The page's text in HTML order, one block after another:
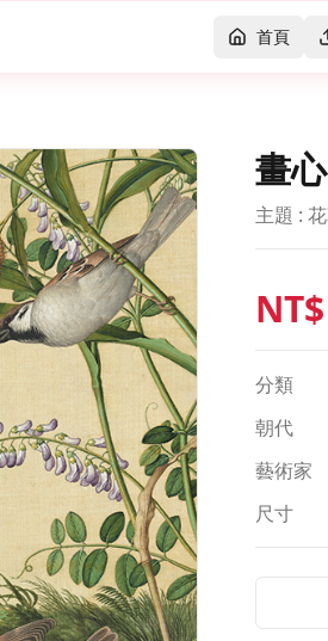
首頁
畫
主題 :
NT$
分類
朝代
藝術家
尺寸